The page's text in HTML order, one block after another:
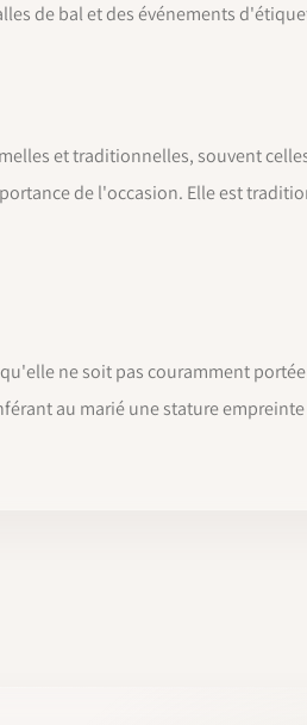
de bal et des événements
et traditionnelles, souvent
de l'occasion. Elle est
ne soit pas couramment
au marié une stature